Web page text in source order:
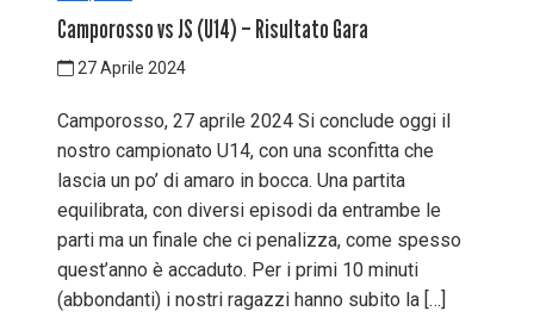
Camporosso vs JS (U14) – Risultato Gara
27 Aprile 2024
Camporosso, 27 aprile 2024 Si conclude oggi il
nostro campionato U14, con una sconfitta che
lascia un po’ di amaro in bocca. Una partita
equilibrata, con diversi episodi da entrambe le
parti ma un finale che ci penalizza, come spesso
quest’anno è accaduto. Per i primi 10 minuti
(abbondanti) i nostri ragazzi hanno subito la […]